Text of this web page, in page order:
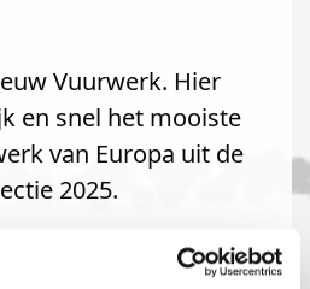
Vuurwerk. Hier
en snel het mooiste
van Europa uit de
2025.